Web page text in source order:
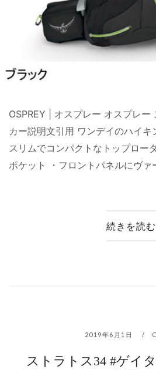
OSPREY | オスプレー オスプレ
カー説明文引用 ワンデイのハイキ
スリムでコンパクトなトップロー
ポケット ・フロントパネルにヴァ
続きを読む
2019年6月1日
ストラトス34 #ゲイ